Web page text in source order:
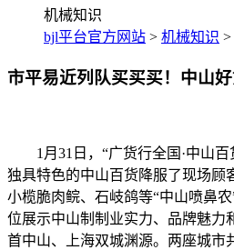
机械知识
bjl平台官方网站 > 机械知识 >
市平易近列队买买买！中山
1月31日，“广货行全国·中山百
独具特色的中山百货降服了现场顾
小榄脆肉鲩、石岐鸽等“中山喷鼻
位展示中山制制业实力、品牌魅力
首中山、上海双城渊源。两座城市